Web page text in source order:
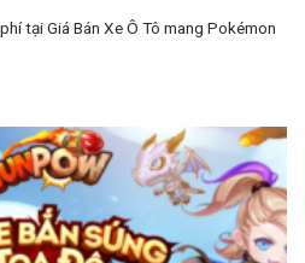
tại Giá Bán Xe Ô Tô mang Pokémon